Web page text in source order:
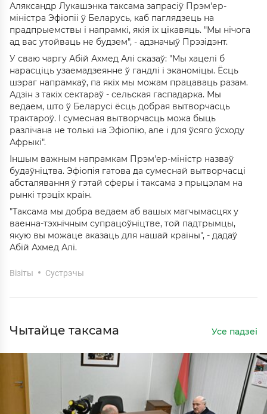
Аляксандр Лукашэнка таксама запрасіў Прэм'ер-
міністра Эфіопіі ў Беларусь, каб паглядзець на
прадпрыемствы і напрамкі, якія іх цікавяць. "Мы нічога
ад вас утойваць не будзем", - адзначыў Прэзідэнт.
У сваю чаргу Абій Ахмед Алі сказаў: "Мы хацелі б
нарасціць узаемадзеянне ў гандлі і эканоміцы. Ёсць
шэраг напрамкаў, па якіх мы можам працаваць разам.
Адзін з такіх сектараў - сельская гаспадарка. Мы
ведаем, што ў Беларусі ёсць добрая вытворчасць
трактароў. І сумесная вытворчасць можа быць
разлічана не толькі на Эфіопію, але і для ўсяго ўсходу
Афрыкі".
Іншым важным напрамкам Прэм'ер-міністр назваў
будаўніцтва. Эфіопія гатова да сумеснай вытворчасці
абсталявання ў гэтай сферы і таксама з прыцэлам на
рынкі трэціх краін.
"Таксама мы добра ведаем аб вашых магчымасцях у
ваенна-тэхнічным супрацоўніцтве, той падтрымцы,
якую вы можаце аказаць для нашай краіны", - дадаў
Абій Ахмед Алі.
Візіты Сустрэчы
Чытайце таксама Усе падзеі